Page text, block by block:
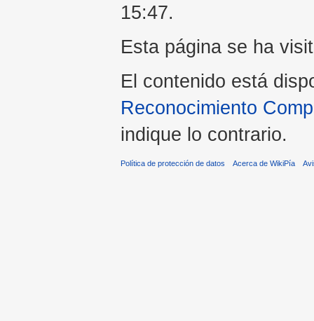
15:47.
Esta página se ha
El contenido está
Reconocimiento
indique lo contrario.
Política de protección de datos Acerca de WikiPía